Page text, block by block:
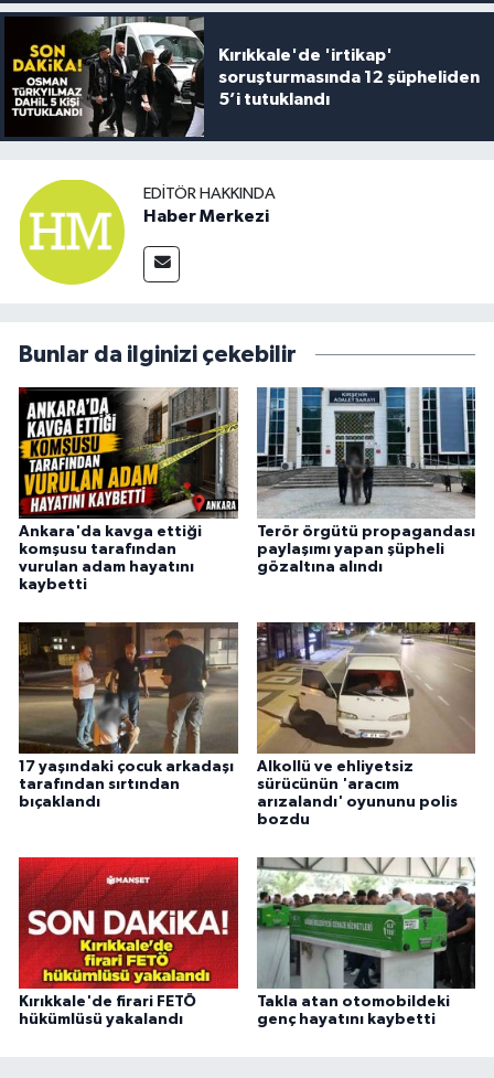
Kırıkkale'de 'irtikap'
soruşturmasında 12 şüpheliden
5’i tutuklandı
EDITÖR HAKKINDA
Haber Merkezi
Bunlar da ilginizi çekebilir
Ankara'da kavga ettiği
komşusu tarafından
vurulan adam hayatını
kaybetti
Terör örgütü propagandası
paylaşımı yapan şüpheli
gözaltına alındı
17 yaşındaki çocuk arkadaşı
tarafından sırtından
bıçaklandı
Alkollü ve ehliyetsiz
sürücünün 'aracım
arızalandı' oyununu polis
bozdu
Kırıkkale'de firari FETÖ
hükümlüsü yakalandı
Takla atan otomobildeki
genç hayatını kaybetti